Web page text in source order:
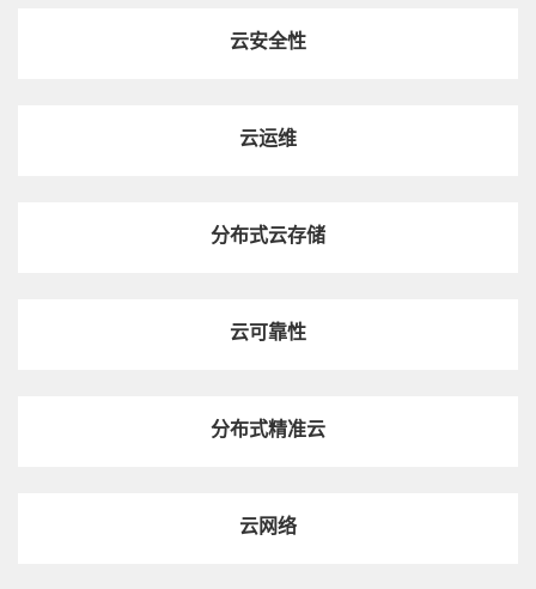
来看看Common Edge为5G To B市场做了啥
云安全性
云运维
分布式云存储
云可靠性
分布式精准云
云网络